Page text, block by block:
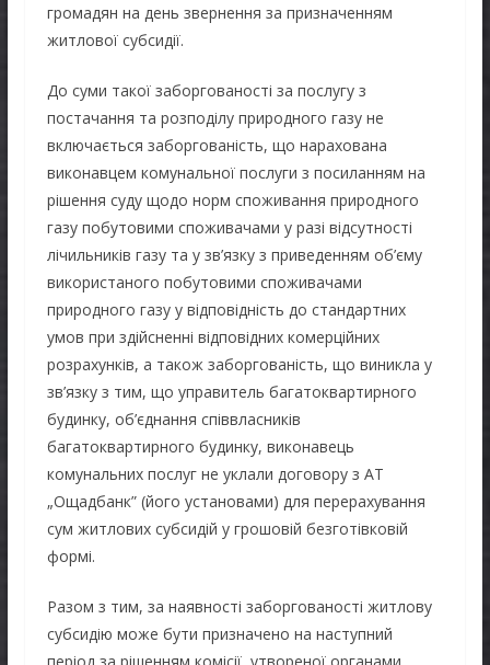
громадян на день звернення за призначенням
житлової субсидії.
До суми такої заборгованості за послугу з
постачання та розподілу природного газу не
включається заборгованість, що нарахована
виконавцем комунальної послуги з посиланням на
рішення суду щодо норм споживання природного
газу побутовими споживачами у разі відсутності
лічильників газу та у зв’язку з приведенням об’єму
використаного побутовими споживачами
природного газу у відповідність до стандартних
умов при здійсненні відповідних комерційних
розрахунків, а також заборгованість, що виникла у
зв’язку з тим, що управитель багатоквартирного
будинку, об’єднання співвласників
багатоквартирного будинку, виконавець
комунальних послуг не уклали договору з АТ
„Ощадбанк” (його установами) для перерахування
сум житлових субсидій у грошовій безготівковій
формі.
Разом з тим, за наявності заборгованості житлову
субсидію може бути призначено на наступний